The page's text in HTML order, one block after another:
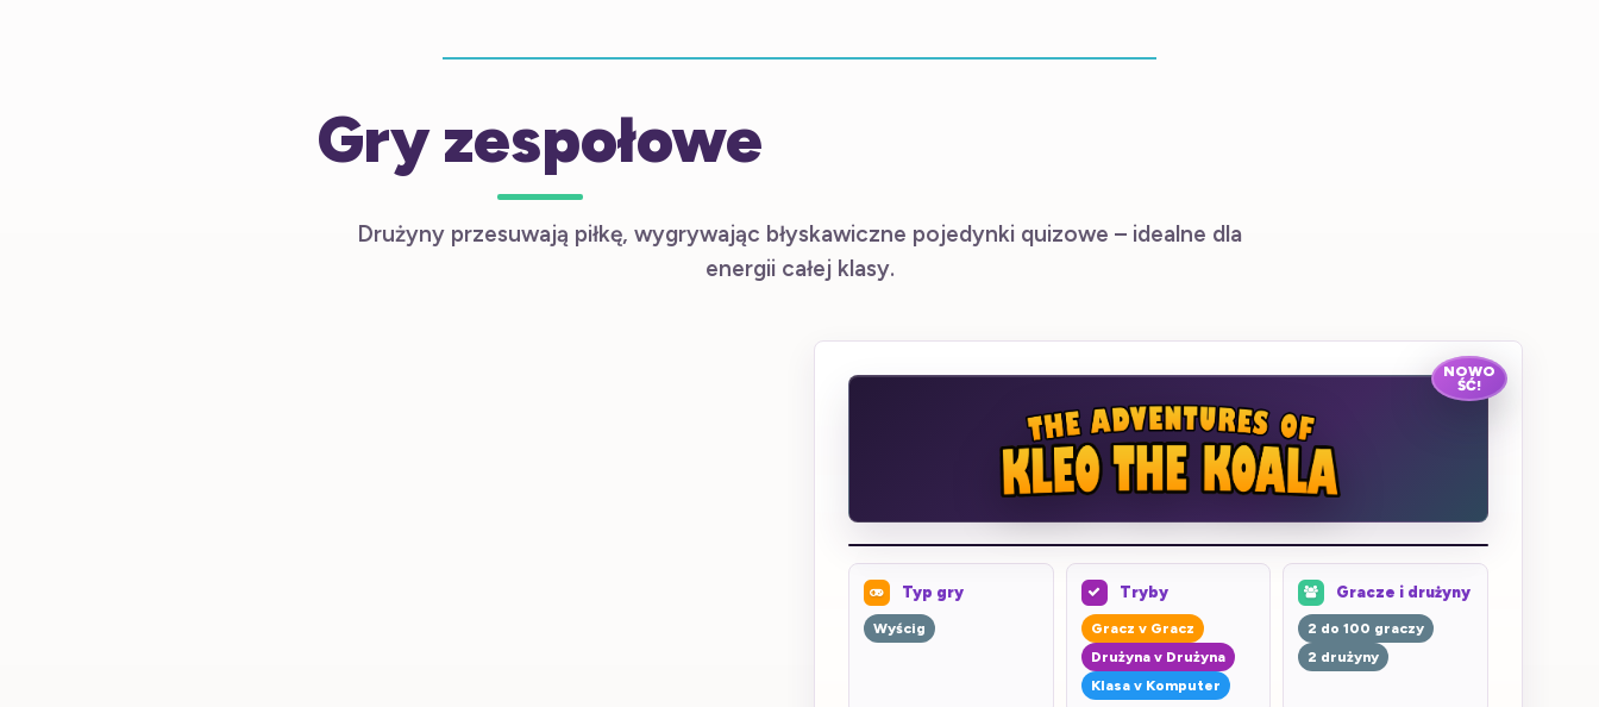
Gry zespołowe
Drużyny przesuwają piłkę, wygrywając błyskawiczne pojedynki quizowe – idealne dla
energii całej klasy.
NOWO
ŚĆ!
Typ gry
Wyścig
Tryby
Gracz v Gracz
Drużyna v Drużyna
Klasa v Komputer
Gracze i drużyny
2 do 100 graczy
2 drużyny